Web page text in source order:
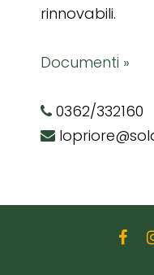
rinnovabili.
Documenti »
0362/332160